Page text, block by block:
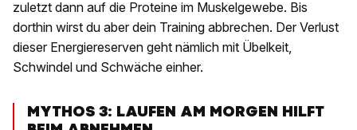
zuletzt dann auf die Proteine im Muskelgewebe. Bis
dorthin wirst du aber dein Training abbrechen. Der Verlust
dieser Energiereserven geht nämlich mit Übelkeit,
Schwindel und Schwäche einher.
MYTHOS 3: LAUFEN AM MORGEN HILFT